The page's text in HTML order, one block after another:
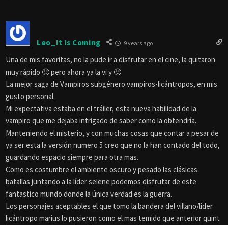
Leo_It Is Coming 9 years ago
Una de mis favoritas, no la pude ir a disfrutar en el cine, la quitaron
muy rápido 🙁 pero ahora ya la vi y 🙂
La mejor saga de Vampiros subgénero vampiros-licántropos, en mis
gusto personal.
Mi expectativa estaba en el tráiler, esta nueva habilidad de la
vampiro que me dejaba intrigado de saber como la obtendría.
Manteniendo el misterio, y con muchas cosas que contar a pesar de
ya ser esta la versión numero 5 creo que no la han contado del todo,
guardando espacio siempre para otra mas.
Como es costumbre el ambiente oscuro y pesado las clásicas
batallas juntando a la líder selene podemos disfrutar de este
fantastico mundo donde la única verdad es la guerra.
Los personajes aceptables el que tomo la bandera del villano/líder
licántropo marius lo pusieron como el mas temido que anterior quint